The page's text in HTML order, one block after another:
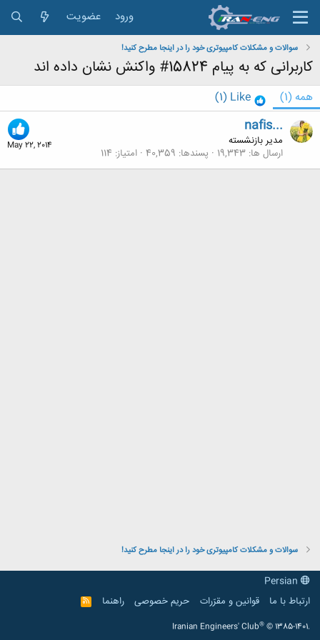
ورود عضویت
سوالات و مشکلات کامپیوتری خود را در اینجا مطرح کنید!
کاربرانی که به پیام 15824# واکنش نشان داده اند
همه (1)
Like
(1)
May 22, 2014
nafis...
مدیر بازنشسته
ارسال ها 19,343 پسندها 40,359 امتیاز 114
سوالات و مشکلات کامپیوتری خود را در اینجا مطرح کنید!
ارتباط با ما
قوانین و مقرّرات حریم خصوصی راهنما
R
S
Iranian Engineers' Club® © 1385-1401.